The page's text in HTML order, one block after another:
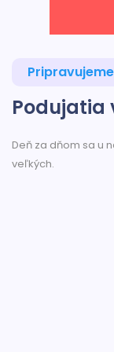
Podujatia
Deň za dňom sa u
veľkých.